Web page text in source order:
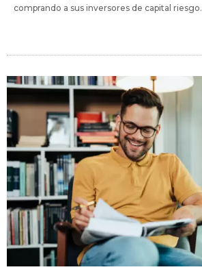
comprando a sus inversores de capital riesgo.